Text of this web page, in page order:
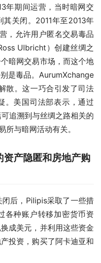
年期间运营，当时暗网交
关闭。2011年至2013年
，允许用户匿名交易毒品
Ulbricht）创建丝绸之
暗网交易市场，而这个地
是毒品。AurumXchange
散。这一巧合引发了司法
。美国司法部表示，通过
追溯到与丝绸之路相关的
所与暗网活动有关。
产隐匿和房地产购
后，Pilipis采取了一些措
各种账户转移加密货币资
成美元，并利用这些资金
投资，购买了阿卡迪亚和